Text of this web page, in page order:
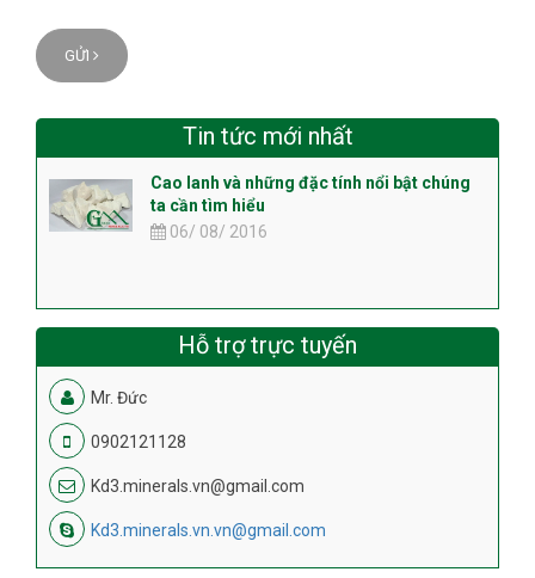
GỬI
Tin tức mới nhất
Cao lanh và những đặc tính nổi bật chúng
ta cần tìm hiểu
06/ 08/ 2016
Hỗ trợ trực tuyến
Mr. Đức
0902121128
Kd3.minerals.vn@gmail.com
Kd3.minerals.vn.vn@gmail.com